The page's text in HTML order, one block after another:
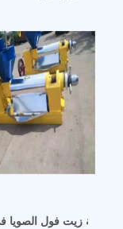
قائمة
زيت فول الصويا